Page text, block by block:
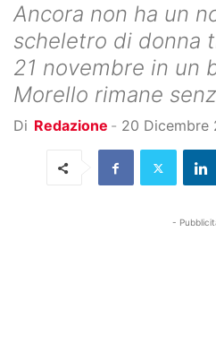
Ancora non ha un
scheletro di donna
21 novembre in un
Morello rimane
Di Redazione - 20 Dicembre
-